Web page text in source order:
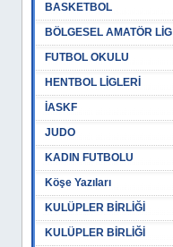
BASKETBOL
BÖLGESEL AMATÖR LİG
FUTBOL OKULU
HENTBOL LİGLERİ
İASKF
JUDO
KADIN FUTBOLU
Köşe Yazıları
KULÜPLER BİRLİĞİ
KULÜPLER BİRLİĞİ